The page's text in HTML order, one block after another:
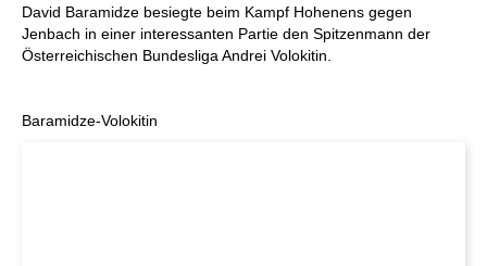
David Baramidze besiegte beim Kampf Hohenens gegen
Jenbach in einer interessanten Partie den Spitzenmann der
Österreichischen Bundesliga Andrei Volokitin.
Baramidze-Volokitin